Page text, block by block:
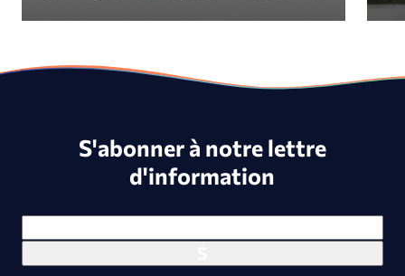
S'abonner à notre lettre
d'information